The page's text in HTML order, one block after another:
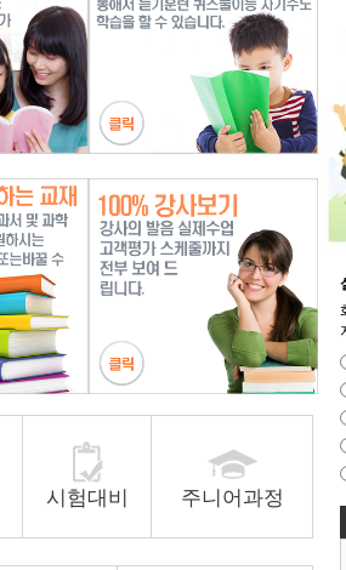
시험대비 주니어과정